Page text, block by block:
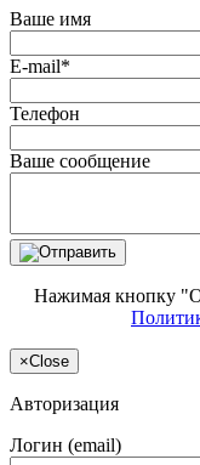
Ваше имя
E-mail*
Телефон
Ваше сообщение
Нажимая кнопку
×Close
Авторизация
Логин (email)